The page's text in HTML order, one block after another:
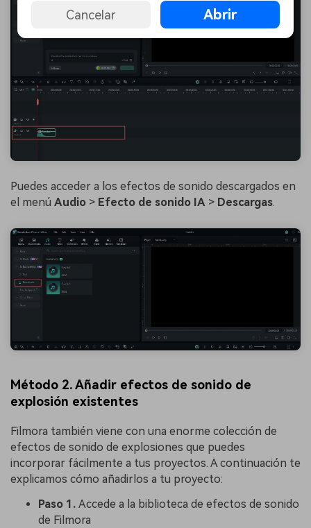
Puedes acceder a los efectos de sonido descargados en
el menú Audio > Efecto de sonido IA > Descargas.
Método 2. Añadir efectos de sonido de
explosión existentes
Filmora también viene con una enorme colección de
efectos de sonido de explosiones que puedes
incorporar fácilmente a tus proyectos. A continuación te
explicamos cómo añadirlos a tu proyecto:
Paso 1. Accede a la biblioteca de efectos de sonido
de Filmora
Cancelar Abrir